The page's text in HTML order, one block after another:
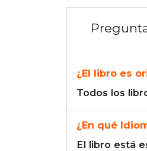
¿El libro es
Todos los
¿En qué
El libro está